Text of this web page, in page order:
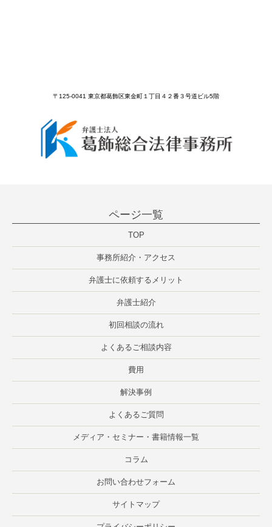
〒125-0041 東京都葛飾区東金町１丁目４２番３号道ビル5階
ページ一覧
TOP
事務所紹介・アクセス
弁護士に依頼するメリット
弁護士紹介
初回相談の流れ
よくあるご相談内容
費用
解決事例
よくあるご質問
メディア・セミナー・書籍情報一覧
コラム
お問い合わせフォーム
サイトマップ